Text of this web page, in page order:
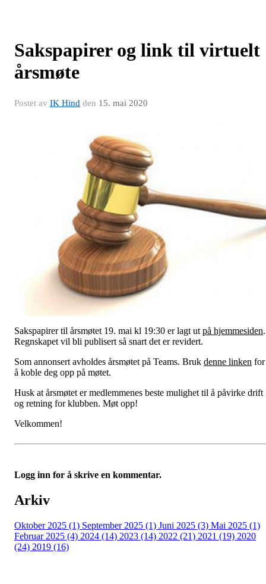
Sakspapirer og link til virtuelt
årsmøte
Postet av IK Hind den 15. mai 2020
Sakspapirer til årsmøtet 19. mai kl 19:30 er lagt ut på hjemmesiden.
Regnskapet vil bli publisert så snart det er revidert.
Som annonsert avholdes årsmøtet på Teams. Bruk denne linken for
å koble deg opp på møtet.
Husk at årsmøtet er medlemmenes beste mulighet til å påvirke drift
og retning for klubben. Møt opp!
Velkommen!
Logg inn for å skrive en kommentar.
Arkiv
Oktober 2025 (1) September 2025 (1) Juni 2025 (3) Mai 2025 (1)
Februar 2025 (4) 2024 (14) 2023 (14) 2022 (21) 2021 (19) 2020
(24) 2019 (16)